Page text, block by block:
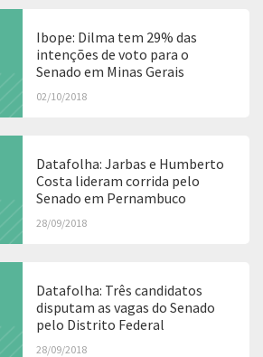
Ibope: Dilma tem 29% das
intenções de voto para o
Senado em Minas Gerais
02/10/2018
Datafolha: Jarbas e Humberto
Costa lideram corrida pelo
Senado em Pernambuco
28/09/2018
Datafolha: Três candidatos
disputam as vagas do Senado
pelo Distrito Federal
28/09/2018